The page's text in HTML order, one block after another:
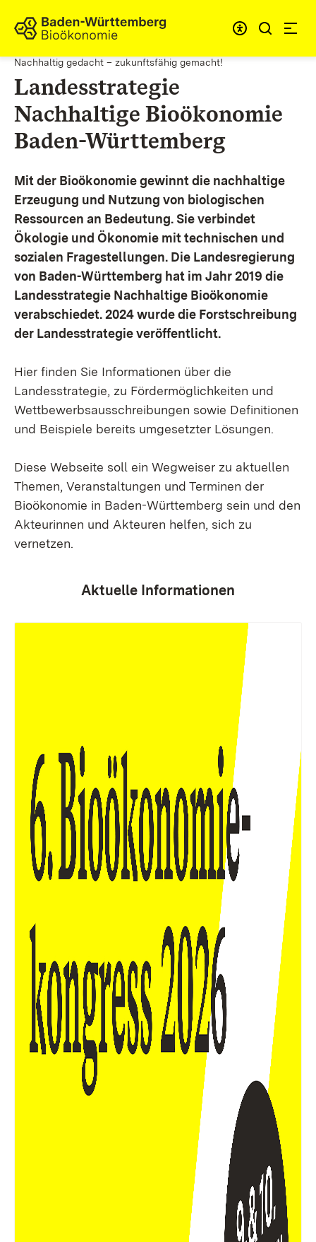
Zum Inhalt springen
Link zur Startseite
Nachhaltig gedacht – zukunftsfähig gemacht!
Landesstrategie
Nachhaltige Bioökonomie
Baden-Württemberg
Mit der Bioökonomie gewinnt die nachhaltige
Erzeugung und Nutzung von biologischen
Ressourcen an Bedeutung. Sie verbindet
Ökologie und Ökonomie mit technischen und
sozialen Fragestellungen. Die Landesregierung
von Baden-Württemberg hat im Jahr 2019 die
Landesstrategie Nachhaltige Bioökonomie
verabschiedet. 2024 wurde die Forstschreibung
der Landesstrategie veröffentlicht.
Hier finden Sie Informationen über die
Landesstrategie, zu Fördermöglichkeiten und
Wettbewerbsausschreibungen sowie Definitionen
und Beispiele bereits umgesetzter Lösungen.
Diese Webseite soll ein Wegweiser zu aktuellen
Themen, Veranstaltungen und Terminen der
Bioökonomie in Baden-Württemberg sein und den
Akteurinnen und Akteuren helfen, sich zu
vernetzen.
Aktuelle Informationen